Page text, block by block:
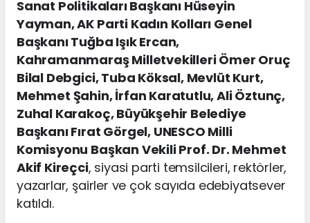
Sanat Politikaları Başkanı Hüseyin
Yayman, AK Parti Kadın Kolları Genel
Başkanı Tuğba Işık Ercan,
Kahramanmaraş Milletvekilleri Ömer Oruç
Bilal Debgici, Tuba Köksal, Mevlüt Kurt,
Mehmet Şahin, İrfan Karatutlu, Ali Öztunç,
Zuhal Karakoç, Büyükşehir Belediye
Başkanı Fırat Görgel, UNESCO Milli
Komisyonu Başkan Vekili Prof. Dr. Mehmet
Akif Kireçci, siyasi parti temsilcileri, rektörler,
yazarlar, şairler ve çok sayıda edebiyatsever
katıldı.